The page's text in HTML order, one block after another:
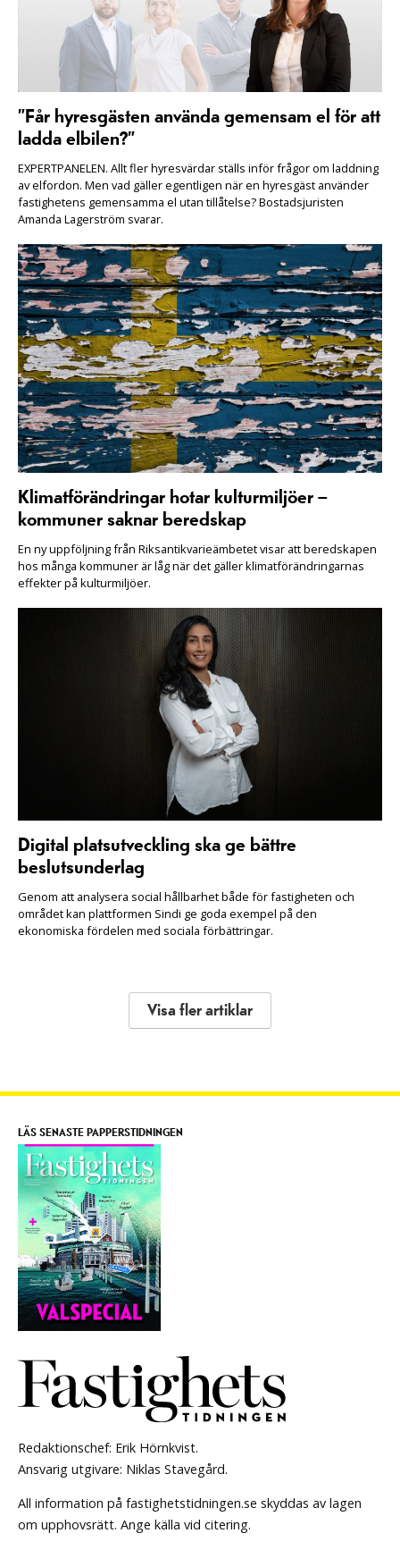
”Får hyresgästen använda gemensam el för att
ladda elbilen?”
EXPERTPANELEN. Allt fler hyresvärdar ställs inför frågor om laddning
av elfordon. Men vad gäller egentligen när en hyresgäst använder
fastighetens gemensamma el utan tillåtelse? Bostadsjuristen
Amanda Lagerström svarar.
Klimatförändringar hotar kulturmiljöer –
kommuner saknar beredskap
En ny uppföljning från Riksantikvarieämbetet visar att beredskapen
hos många kommuner är låg när det gäller klimatförändringarnas
effekter på kulturmiljöer.
Digital platsutveckling ska ge bättre
beslutsunderlag
Genom att analysera social hållbarhet både för fastigheten och
området kan plattformen Sindi ge goda exempel på den
ekonomiska fördelen med sociala förbättringar.
Visa fler artiklar
Redaktionschef: Erik Hörnkvist.
Ansvarig utgivare: Niklas Stavegård.
All information på fastighetstidningen.se skyddas av lagen
om upphovsrätt. Ange källa vid citering.
LÄS SENASTE PAPPERSTIDNINGEN